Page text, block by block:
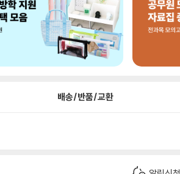
배송/반품/교환